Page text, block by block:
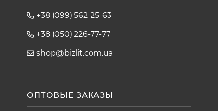
+38 (099) 562-25-63
+38 (050) 226-77-77
shop@bizlit.com.ua
ОПТОВЫЕ ЗАКАЗЫ